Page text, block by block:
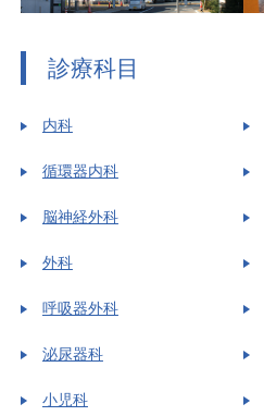
診療科目
内科
循環器内科
脳神経外科
外科
呼吸器外科
泌尿器科
小児科